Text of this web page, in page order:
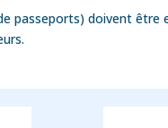
passeports) doivent